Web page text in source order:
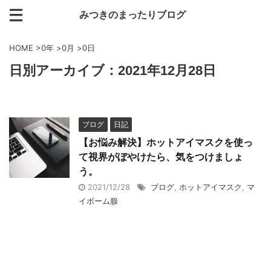
みつきのまったりブログ
HOME >0年 >0月 >0日
日別アーカイブ：2021年12月28日
ブログ 日記
【お悩み解決】ホットアイマスクを使っ
て視界がぼやけたら、気をつけましょ
う。
2021/12/28 ブログ ホットアイマスク
マ
イボーム腺